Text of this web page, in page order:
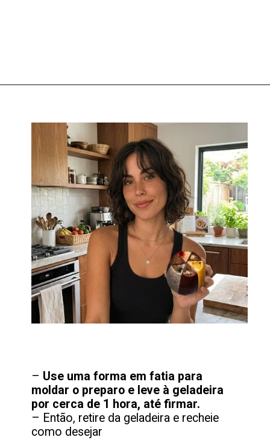
– Use uma forma em fatia para
moldar o preparo e leve à geladeira
por cerca de 1 hora, até firmar.
– Então, retire da geladeira e recheie
como desejar